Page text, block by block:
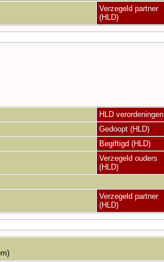
Verzegeld partner
(HLD)
HLD verordeningen
Gedoopt (HLD)
Begiftigd (HLD)
Verzegeld ouders
(HLD)
Verzegeld partner
(HLD)